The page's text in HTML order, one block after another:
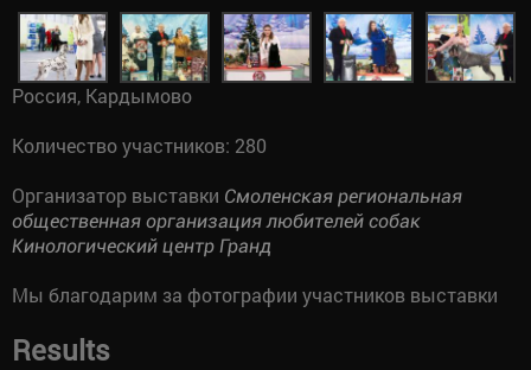
Россия, Кардымово
Количество участников: 280
Организатор выставки Смоленская региональная
общественная организация любителей собак
Кинологический центр Гранд
Мы благодарим за фотографии участников выставки
Results